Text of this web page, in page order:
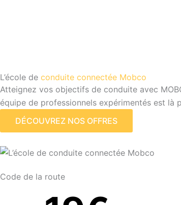
L’école de conduite connectée Mobco
Atteignez vos objectifs de conduite avec
équipe de professionnels expérimentés est là
DÉCOUVREZ NOS OFFRES
Code de la route